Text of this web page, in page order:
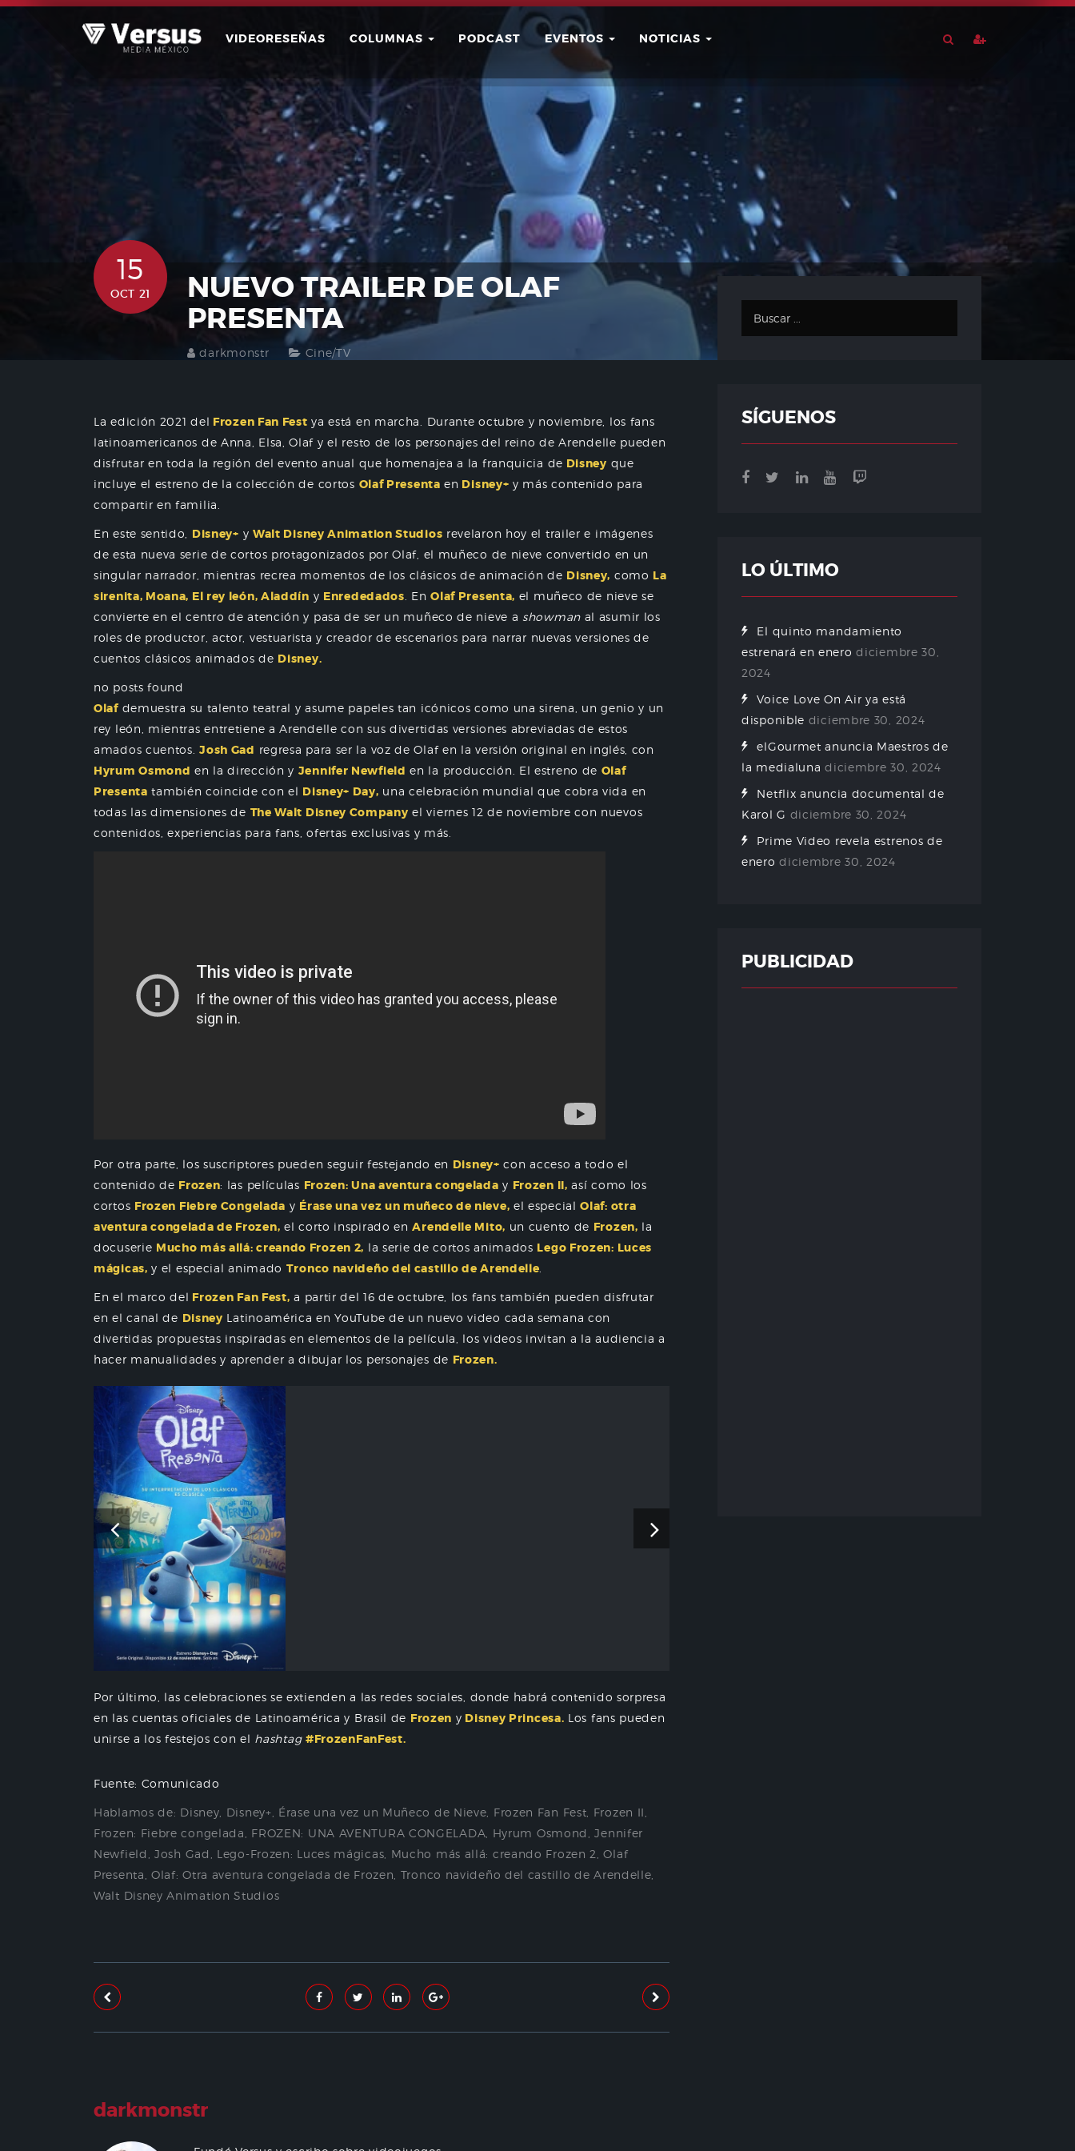
Skip
VIDEORESEÑAS COLUMNAS PODCAST EVENTOS NOTICIAS
Buscar Usuario
15
OCT 21
NUEVO TRAILER DE OLAF
PRESENTA
darkmonstr Cine/TV
La edición 2021 del Frozen Fan Fest ya está en marcha. Durante octubre y noviembre, los fans
latinoamericanos de Anna, Elsa, Olaf y el resto de los personajes del reino de Arendelle pueden
disfrutar en toda la región del evento anual que homenajea a la franquicia de Disney que
incluye el estreno de la colección de cortos Olaf Presenta en Disney+ y más contenido para
compartir en familia.
En este sentido, Disney+ y Walt Disney Animation Studios revelaron hoy el trailer e imágenes
de esta nueva serie de cortos protagonizados por Olaf, el muñeco de nieve convertido en un
singular narrador, mientras recrea momentos de los clásicos de animación de Disney, como La
sirenita, Moana, El rey león, Aladdín y Enrededados . EnOlaf Presenta, el muñeco de nieve se
convierte en el centro de atención y pasa de ser un muñeco de nieve a showmanal asumir los
roles de productor, actor, vestuarista y creador de escenarios para narrar nuevas versiones de
cuentos clásicos animados de Disney.
no posts found
Olafdemuestra su talento teatral y asume papeles tan icónicos como una sirena, un genio y un
rey león, mientras entretiene a Arendelle con sus divertidas versiones abreviadas de estos
amados cuentos.Josh Gad regresa para ser la voz de Olaf en la versión original en inglés, con
Hyrum Osmond en la dirección y Jennifer Newfield en la producción. El estreno de Olaf
Presenta también coincide con el Disney+ Day, una celebración mundial que cobra vida en
todas las dimensiones de The Walt Disney Company el viernes 12 de noviembre con nuevos
contenidos, experiencias para fans, ofertas exclusivas y más.
Por otra parte, los suscriptores pueden seguir festejando en Disney+ con acceso a todo el
contenido de Frozen: las películas Frozen: Una aventura congelada y Frozen II, así como los
cortos Frozen Fiebre Congelada y Érase una vez un muñeco de nieve, el especialOlaf: otra
aventura congelada de Frozen, el corto inspirado enArendelle Mito, un cuento de Frozen, la
docuserie Mucho más allá: creando Frozen 2, la serie de cortos animados Lego Frozen: Luces
mágicas, y el especial animado Tronco navideño del castillo de Arendelle
En el marco del Frozen Fan Fest, a partir del 16 de octubre, los fans también pueden disfrutar
en el canal de Disney Latinoamérica en YouTube de un nuevo video cada semana con
divertidas propuestas inspiradas en elementos de la película, los videos invitan a la audiencia a
hacer manualidades y aprender a dibujar los personajes de Frozen.
Por último, las celebraciones se extienden a las redes sociales, donde habrá contenido sorpresa
en las cuentas oficiales de Latinoamérica y Brasil de Frozen y Disney Princesa. Los fans pueden
unirse a los festejos con el hashtag #FrozenFanFest.
Fuente: Comunicado
Hablamos de: Disney Disney+ Érase una vez un Muñeco de Nieve Frozen Fan Fest Frozen II
Frozen: Fiebre congelada
FROZEN: UNA AVENTURA CONGELADA Hyrum Osmond ,Jennifer
Newfield
,Josh Gad Lego-Frozen: Luces mágicas Mucho más allá: creando Frozen 2 ,Olaf
Presenta ,Olaf: Otra aventura congelada de Frozen Tronco navideño del castillo de Arendelle
Walt Disney Animation Studios
darkmonstr
SÍGUENOS
LO ÚLTIMO
El quinto mandamiento
estrenará en enero diciembre 30,
2024
Voice Love On Air ya está
disponible diciembre 30, 2024
elGourmet anuncia Maestros de
la medialuna diciembre 30, 2024
Netflix anuncia documental de
Karol G diciembre 30, 2024
Prime Video revela estrenos de
enero diciembre 30, 2024
PUBLICIDAD